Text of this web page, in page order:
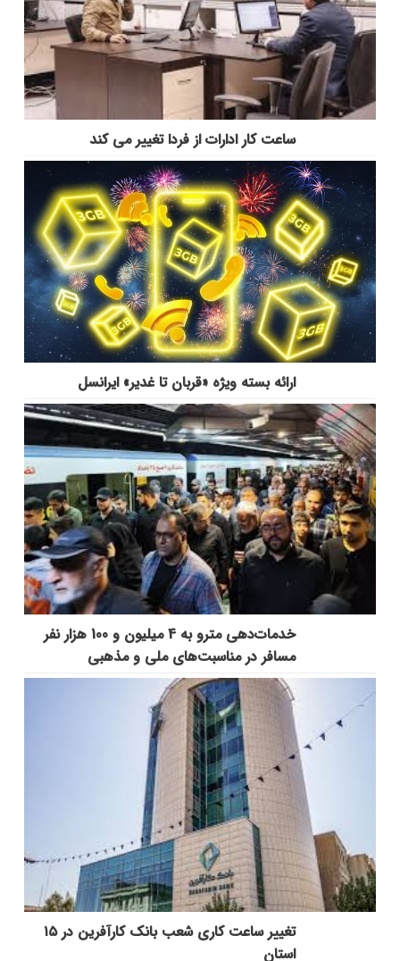
ساعت کار ادارات از فردا تغییر می کند
ارائه بسته ویژه «قربان تا غدیر» ایرانسل
خدمات‌دهي مترو به 4 ميليون و 100 هزار نفر
مسافر در مناسبت‌هاي ملي و مذهبي
تغییر ساعت کاری شعب بانک کارآفرین در ۱۵
استان